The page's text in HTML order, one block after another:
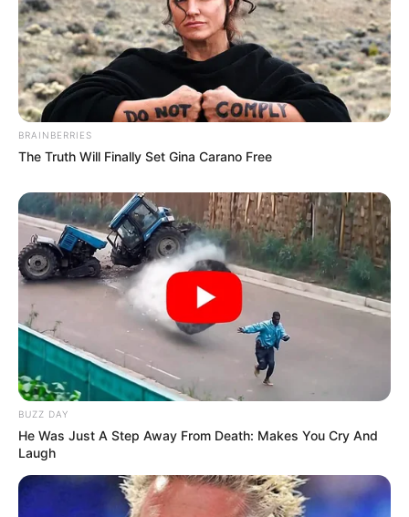
BRAINBERRIES
The Truth Will Finally Set Gina Carano Free
BUZZ DAY
He Was Just A Step Away From Death: Makes You Cry And
Laugh